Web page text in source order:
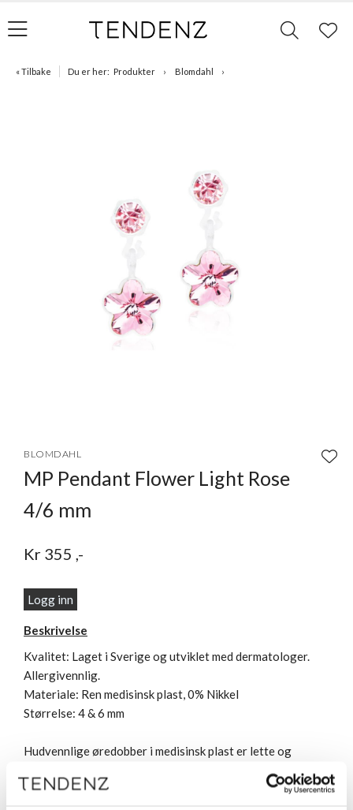
« Tilbake Du er her: Produkter Blomdahl
of
1
BLOMDAHL
MP Pendant Flower Light Rose
4/6 mm
Kr 355 ,-
Logg inn
Beskrivelse
Kvalitet: Laget i Sverige og utviklet med dermatologer.
Allergivennlig.
Materiale: Ren medisinsk plast, 0% Nikkel
Størrelse: 4 & 6 mm
Hudvennlige øredobber i medisinsk plast er lette og
komfortable, og det gjennomsiktige materialet fremhever
de vakre krystallene i smykket enda mer. Ren medisinsk